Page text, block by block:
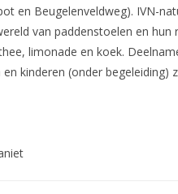
en Beugelenveldweg). IVN-
van paddenstoelen en
limonade en koek.
kinderen (onder